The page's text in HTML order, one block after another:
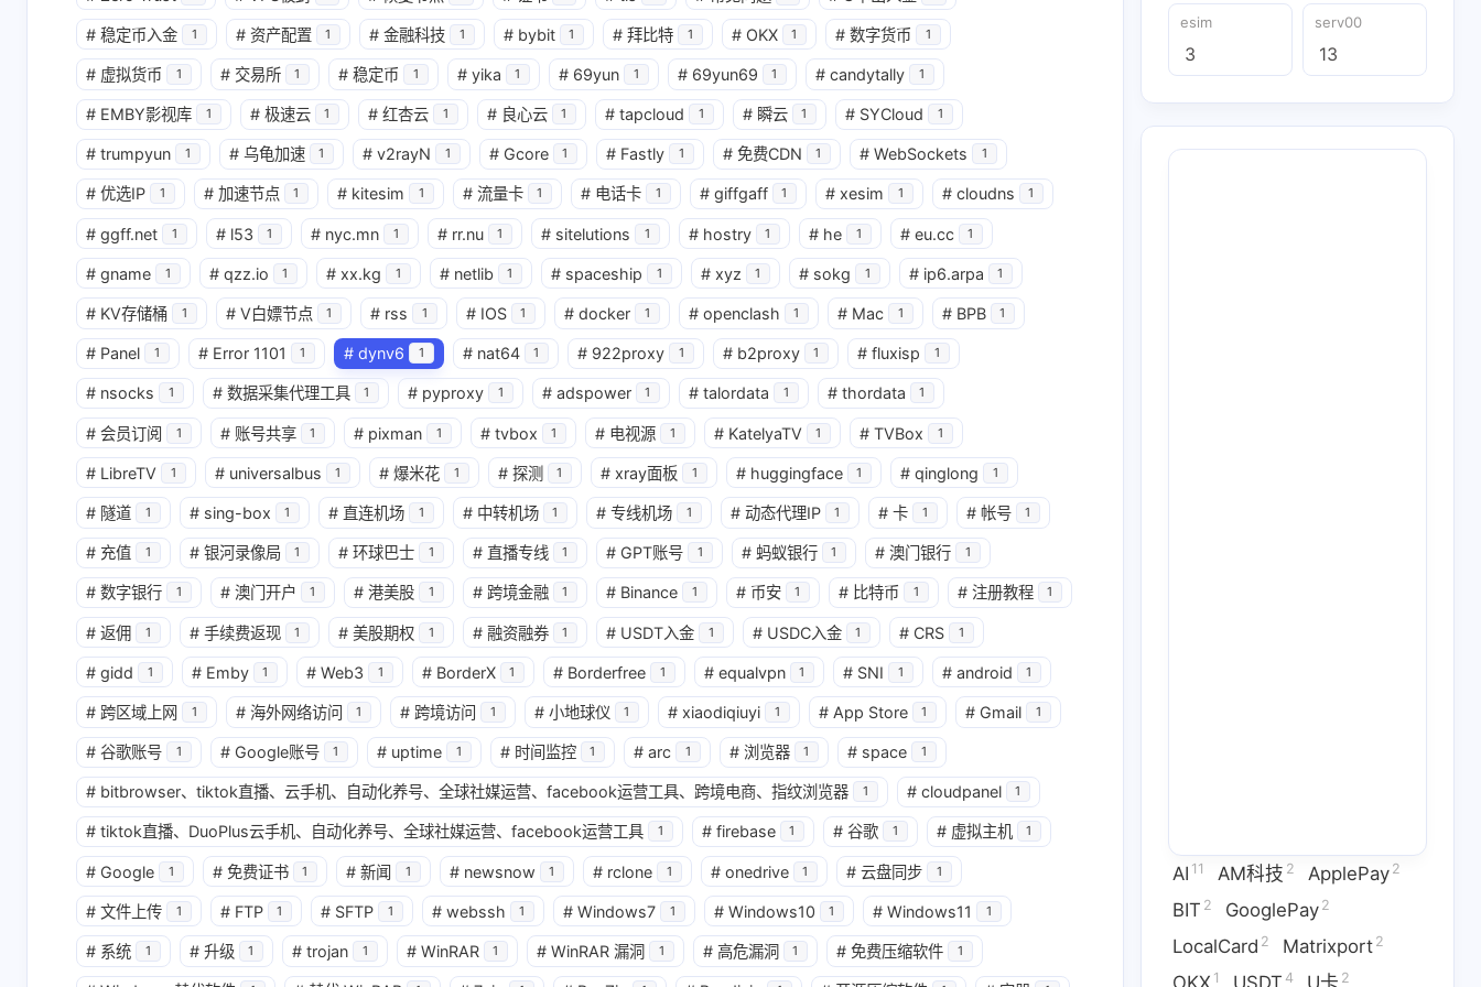
互动
最新评论
无法获取评论，请确认相关配置是否正确
兴趣点
寻找你感兴趣的领域
AI 11 AM科技2 ApplePay2 BIT
Matrixport2 OKX1 USDT4 U卡2 U卡出入金
bybit1 chatgpt25 yika1 万事达虚拟卡
加密货币4 大模型12 实体卡 2 常见问题1
数字套利3 数字货币 1 机场 11 满满干货 2 科学上网
稳定币入金1 美股开户 2 节点14 虚拟卡
资产配置1 金融科技1 防失联7
八月 2026 七月 2026 五月 2026
# 稳定币入金 1 # 资产配置 1 # 金融科技 1 # bybit 1 # 拜比特 1 # OKX 1 # 数字货币 1
# 虚拟货币 1 # 交易所 1 # 稳定币 1 # yika 1 # 69yun 1 # 69yun69 1 # candytally 1
# EMBY影视库 1 # 极速云 1 # 红杏云 1 # 良心云 1 # tapcloud 1 # 瞬云 1 # SYCloud 1
# trumpyun 1 # 乌龟加速 1 # v2rayN 1 # Gcore 1 # Fastly 1 # 免费CDN 1 # WebSockets 1
# 优选IP 1 # 加速节点 1 # kitesim 1 # 流量卡 1 # 电话卡 1 # giffgaff 1 # xesim 1 # cloudns 1
# ggff.net 1 # l53 1 # nyc.mn 1 # rr.nu 1 # sitelutions 1 # hostry 1 # he 1 # eu.cc 1
# gname 1 # qzz.io 1 # xx.kg 1 # netlib 1 # spaceship 1 # xyz 1 # sokg 1 # ip6.arpa 1
# KV存储桶 1 # V白嫖节点 1 # rss 1 # IOS 1 # docker 1 # openclash 1 # Mac 1 # BPB 1
# Panel 1 # Error 1101 1 # dynv6 1 # nat64 1 # 922proxy 1 # b2proxy 1 # fluxisp 1
# nsocks 1 # 数据采集代理工具 1 # pyproxy 1 # adspower 1 # talordata 1 # thordata 1
# 会员订阅 1 # 账号共享 1 # pixman 1 # tvbox 1 # 电视源 1 # KatelyaTV 1 # TVBox 1
# LibreTV 1 # universalbus 1 # 爆米花 1 # 探测 1 # xray面板 1 # huggingface 1 # qinglong 1
# 隧道 1 # sing-box 1 # 直连机场 1 # 中转机场 1 # 专线机场 1 # 动态代理IP 1 # 卡 1 # 帐号 1
# 充值 1 # 银河录像局 1 # 环球巴士 1 # 直播专线 1 # GPT账号 1 # 蚂蚁银行 1 # 澳门银行 1
# 数字银行 1 # 澳门开户 1 # 港美股 1 # 跨境金融 1 # Binance 1 # 币安 1 # 比特币 1 # 注册教程 1
# 返佣 1 # 手续费返现 1 # 美股期权 1 # 融资融券 1 # USDT入金 1 # USDC入金 1 # CRS 1
# gidd 1 # Emby 1 # Web3 1 # BorderX 1 # Borderfree 1 # equalvpn 1 # SNI 1 # android 1
# 跨区域上网 1 # 海外网络访问 1 # 跨境访问 1 # 小地球仪 1 # xiaodiqiuyi 1 # App Store 1 # Gmail 1
# 谷歌账号 1 # Google账号 1 # uptime 1 # 时间监控 1 # arc 1 # 浏览器 1 # space 1
# bitbrowser、tiktok直播、云手机、自动化养号、全球社媒运营、facebook运营工具、跨境电商、指纹浏览器 1 # cloudpanel 1
# tiktok直播、DuoPlus云手机、自动化养号、全球社媒运营、facebook运营工具 1 # firebase 1 # 谷歌 1 # 虚拟主机 1
# Google 1 # 免费证书 1 # 新闻 1 # newsnow 1 # rclone 1 # onedrive 1 # 云盘同步 1
# 文件上传 1 # FTP 1 # SFTP 1 # webssh 1 # Windows7 1 # Windows10 1 # Windows11 1
# 系统 1 # 升级 1 # trojan 1 # WinRAR 1 # WinRAR 漏洞 1 # 高危漏洞 1 # 免费压缩软件 1
esim
3
serv00
13
AI 11 AM科技 2 ApplePay 2
BIT 2 GooglePay 2
LocalCard 2 Matrixport 2
OKX 1 USDT 4 U卡 2